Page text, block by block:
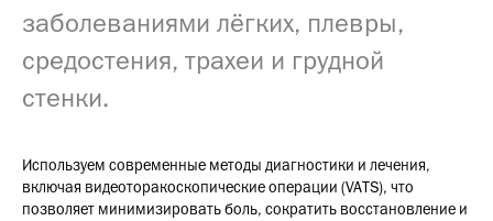
заболеваниями лёгких, плевры,
средостения, трахеи и грудной
стенки.
Используем современные методы диагностики и лечения,
включая видеоторакоскопические операции (VATS), что
позволяет минимизировать боль, сократить восстановление и